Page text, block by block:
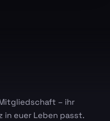
– ihr
in euer Leben passt.